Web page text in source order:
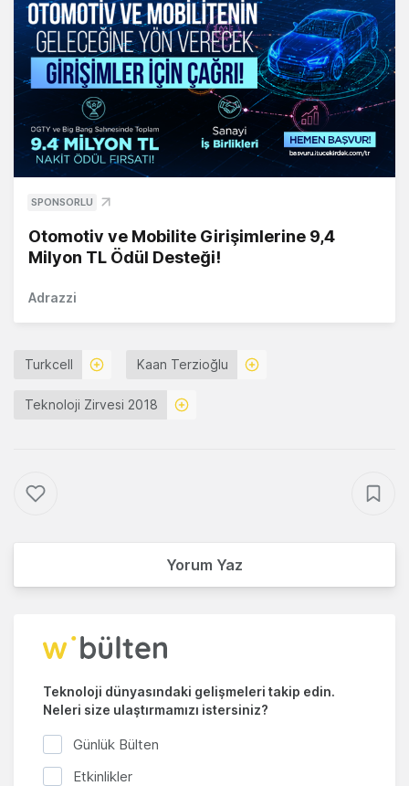
SPONSORLU
Otomotiv ve Mobilite Girişimlerine 9,4
Milyon TL Ödül Desteği!
Adrazzi
Turkcell Kaan Terzioğlu
Teknoloji Zirvesi 2018
Yorum Yaz
Teknoloji dünyasındaki gelişmeleri takip edin.
Neleri size ulaştırmamızı istersiniz?
Günlük Bülten
Etkinlikler